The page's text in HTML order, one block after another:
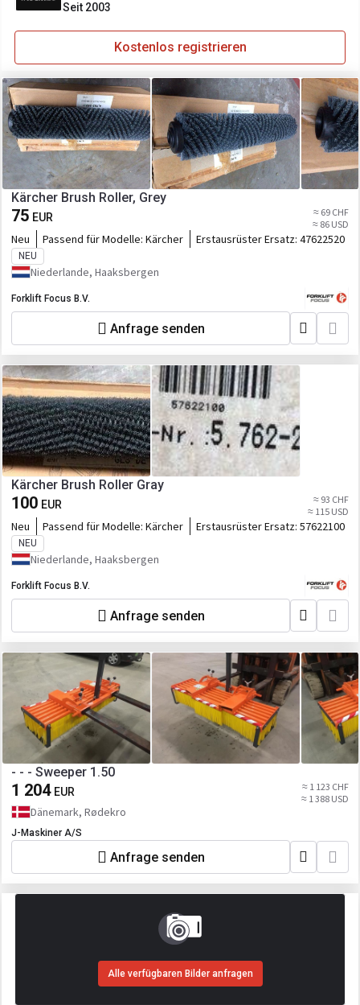
Seit 2003
Kostenlos registrieren
Kärcher Brush Roller, Grey
75 EUR
≈ 69 CHF
≈ 86 USD
Neu Passend für Modelle: Kärcher Erstausrüster Ersatz: 47622520
NEU
Niederlande, Haaksbergen
Forklift Focus B.V.
Anfrage senden
Kärcher Brush Roller Gray
100 EUR
≈ 93 CHF
≈ 115 USD
Neu Passend für Modelle: Kärcher Erstausrüster Ersatz: 57622100
NEU
Niederlande, Haaksbergen
Forklift Focus B.V.
Anfrage senden
- - - Sweeper 1.50
1 204 EUR
≈ 1 123 CHF
≈ 1 388 USD
Dänemark, Rødekro
J-Maskiner A/S
Anfrage senden
Alle verfügbaren Bilder anfragen